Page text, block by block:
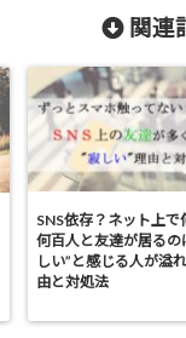
関連
SNS依存？ネット上で
何百人と友達が居るの
しい”と感じる人が溢
由と対処法